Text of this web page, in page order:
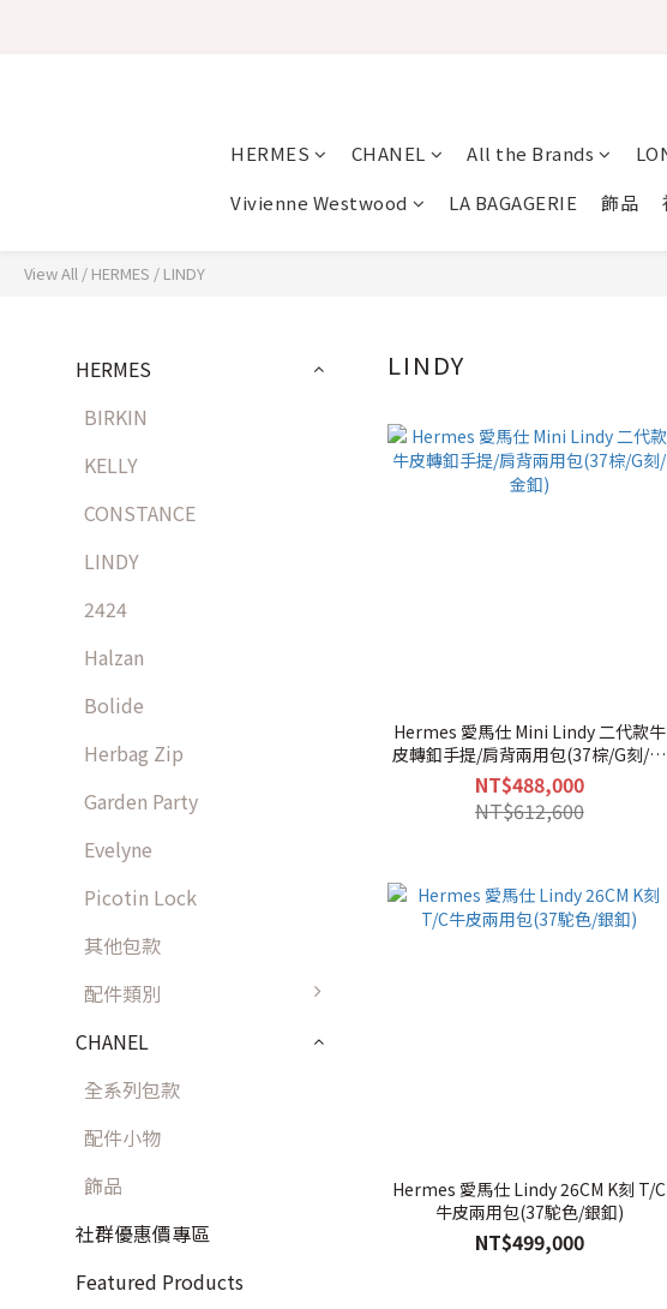
HERMES CHANEL All the Brands
Vivienne Westwood
LA BAGAGERIE 飾品
View All / HERMES / LINDY
HERMES
BIRKIN
KELLY
CONSTANCE
LINDY
2424
Halzan
Bolide
Herbag Zip
Garden Party
Evelyne
Picotin Lock
其他包款
配件類別
CHANEL
全系列包款
配件小物
飾品
社群優惠價專區
Featured Products
LINDY
Hermes 愛馬仕 Mini Lindy 二代款牛
皮轉釦手提/肩背兩用包(37棕/G刻/金
釦)
NT$488,000
NT$612,600
Hermes 愛馬仕 Lindy 26CM K刻 T/C
牛皮兩用包(37駝色/銀釦)
NT$499,000